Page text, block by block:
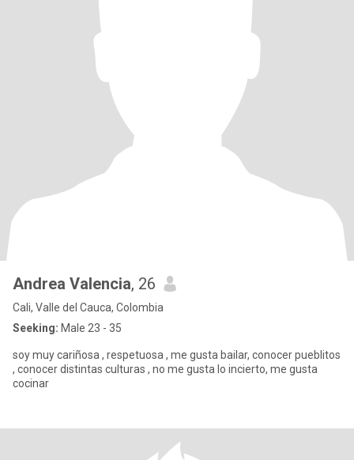
Andrea Valencia, 26
Cali, Valle del Cauca, Colombia
Seeking: Male 23 - 35
soy muy cariñosa , respetuosa , me gusta bailar, conocer pueblitos
, conocer distintas culturas , no me gusta lo incierto, me gusta
cocinar